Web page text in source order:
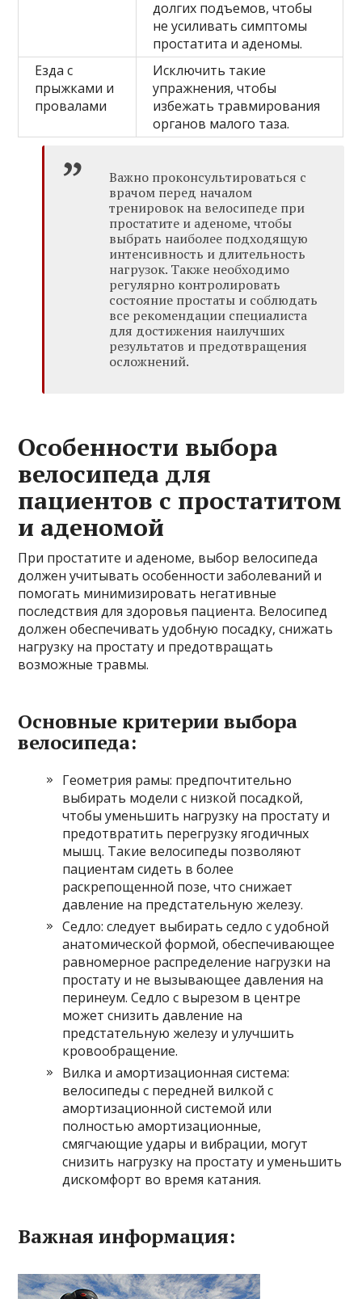
долгих подъемов, чтобы
не усиливать симптомы
простатита и аденомы.
Езда с
прыжками и
провалами
Исключить такие
упражнения, чтобы
избежать травмирования
органов малого таза.
Важно проконсультироваться с
врачом перед началом
тренировок на велосипеде при
простатите и аденоме, чтобы
выбрать наиболее подходящую
интенсивность и длительность
нагрузок. Также необходимо
регулярно контролировать
состояние простаты и соблюдать
все рекомендации специалиста
для достижения наилучших
результатов и предотвращения
осложнений.
Особенности выбора
велосипеда для
пациентов с простатитом
и аденомой
При простатите и аденоме, выбор велосипеда
должен учитывать особенности заболеваний и
помогать минимизировать негативные
последствия для здоровья пациента. Велосипед
должен обеспечивать удобную посадку, снижать
нагрузку на простату и предотвращать
возможные травмы.
Основные критерии выбора
велосипеда:
Геометрия рамы: предпочтительно
выбирать модели с низкой посадкой,
чтобы уменьшить нагрузку на простату и
предотвратить перегрузку ягодичных
мышц. Такие велосипеды позволяют
пациентам сидеть в более
раскрепощенной позе, что снижает
давление на предстательную железу.
Седло: следует выбирать седло с удобной
анатомической формой, обеспечивающее
равномерное распределение нагрузки на
простату и не вызывающее давления на
перинеум. Седло с вырезом в центре
может снизить давление на
предстательную железу и улучшить
кровообращение.
Вилка и амортизационная система:
велосипеды с передней вилкой с
амортизационной системой или
полностью амортизационные,
смягчающие удары и вибрации, могут
снизить нагрузку на простату и уменьшить
дискомфорт во время катания.
Важная информация: